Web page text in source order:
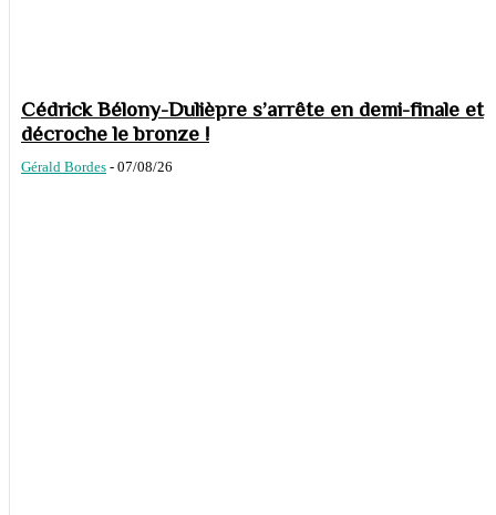
Cédrick Bélony-Dulièpre s’arrête en demi-finale et
décroche le bronze !
Gérald Bordes - 07/08/26